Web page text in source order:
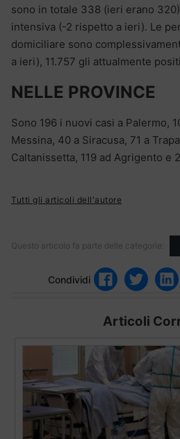
sono in totale 338 (ieri erano
intensiva (-2 rispetto a ieri). Le
domiciliare sono
a ieri), 11.757 gli attualmente
NELLE PROVINCE
Sono 196 i nuovi casi a Palermo,
Messina, 40 a Siracusa, 71 a
Caltanissetta, 119 ad Agrigento e
Tutti gli articoli dell'autore
Questo articolo fa parte delle categorie:
Condividi
Articoli